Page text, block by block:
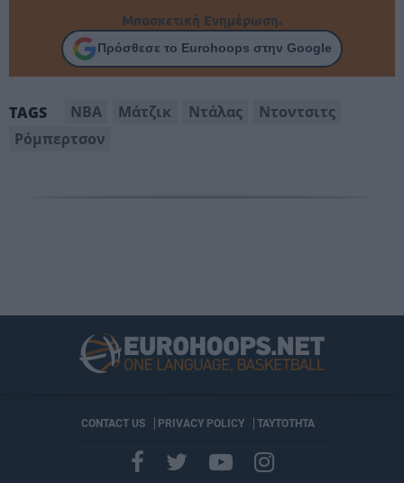
Μπασκετική Ενημέρωση.
Πρόσθεσε το Eurohoops στην Google
TAGS NBA Μάτζικ Ντάλας
Ντοντσιτς
Ρόμπερτσον
CONTACT US PRIVACY POLICY ΤΑΥΤΟΤΗΤΑ